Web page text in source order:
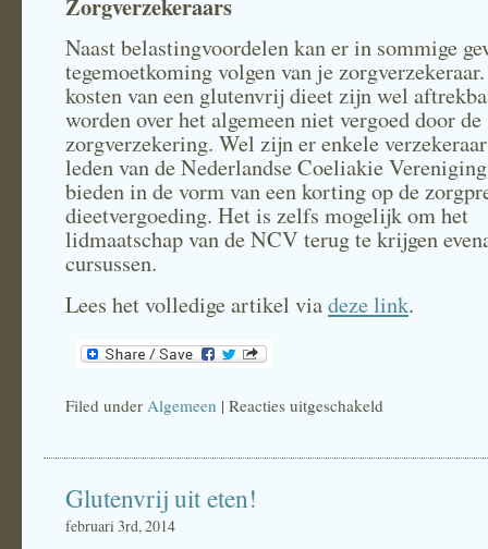
Zorgverzekeraars
Naast belastingvoordelen kan er in sommige
tegemoetkoming volgen van je
kosten van een glutenvrij dieet zijn wel
worden over het algemeen niet vergoed door de
zorgverzekering. Wel zijn er enkele
leden van de Nederlandse Coeliakie
bieden in de vorm van een korting op de
dieetvergoeding. Het is zelfs mogelijk om het
lidmaatschap van de NCV terug te krijgen
cursussen.
Lees het volledige artikel viadeze link.
Filed under Algemeen | Reacties uitgeschakeld
dieet:
Glutenvrij uit eten!
februari 3rd, 2014